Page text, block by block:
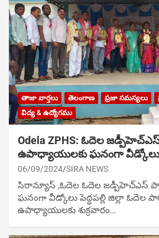
తాజా వార్తలు తెలంగాణ ప్రజా సమస్యలు
విద్య & ఉద్యోగము
Odela ZPHS: ఓదెల
ఉపాధ్యాయులకు ఘనంగా వీడ్కోలు
06/09/2024 SIRA NEWS
సిరాన్యూస్ ,ఓదెల ఓదెల జడ్పీహెచ్ఎస్
ఘనంగా వీడ్కోలు పెద్దపల్లి జిల్లా ఓదెల
ఉపాధ్యాయులకు శుక్ర‌వారం…